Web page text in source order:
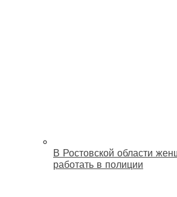
В Ростовской области
работать в полиции